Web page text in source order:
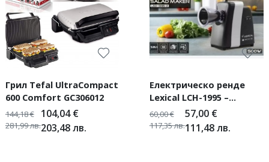
Грил Tefal UltraCompact
600 Comfort GC306012
104,04€
203,48лв.
144,18€
281,99лв.
Електрическо ренде
Lexical LCH-1995 –
Мощно, практично и
незаменимо в кухнята
57,00 €
111,48лв.
60,00€
117,35лв.